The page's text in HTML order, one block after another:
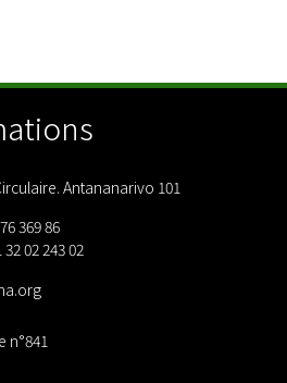
Antananarivo 101
369 86
32 02 243 02
n°841